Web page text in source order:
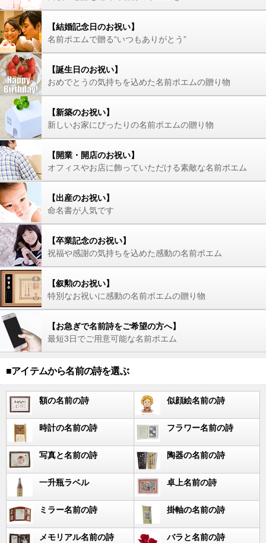
【結婚記念日のお祝い】
名前ポエムで贈る“いつもありがとう”
【誕生日のお祝い】
おめでとうの気持ちを込めた名前ポエムの贈り物
【新築のお祝い】
新しいお家にぴったりの名前ポエムの贈り物
【開業・開店のお祝い】
オフィスやお店に飾っていただける素敵な名前ポエム
【出産のお祝い】
命名書が人気です
【卒業記念のお祝い】
祝福や感謝の気持ちを込めた感動の名前ポエム
【叙勲のお祝い】
特別なお祝いに感動の名前ポエムの贈り物
【お急ぎで名前詩をご希望の方へ】
最短3日でご用意可能な名前ポエム
■アイテムから名前の詩を選ぶ
額の名前の詩 似顔絵名前の詩
時計の名前の詩 フラワー名前の詩
写真と名前の詩 陶器の名前の詩
一升瓶ラベル 卓上名前の詩
ミラー名前の詩 掛軸の名前の詩
メモリアル名前の詩 バラと名前の詩